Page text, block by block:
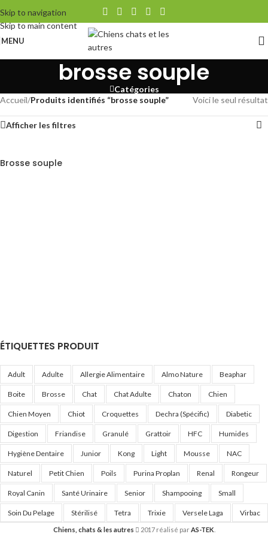
Skip to navigation
Skip to main content
MENU
brosse souple
Catégories
Accueil/Produits identifiés “brosse souple” Voici le seul résultat
Afficher les filtres
Brosse souple
ÉTIQUETTES PRODUIT
Adult Adulte Allergie Alimentaire Almo Nature Beaphar
Boite Brosse Chat Chat Adulte Chaton Chien
Chien Moyen Chiot Croquettes Dechra (Spécific) Diabetic
Digestion Friandise Granulé Grattoir HFC Humides
Hygiène Dentaire Junior Kong Light Mousse NAC
Naturel Petit Chien Poils Purina Proplan Renal Rongeur
Royal Canin Santé Urinaire Senior Shampooing Small
Soin Du Pelage Stérilisé Tetra Trixie Versele Laga Virbac
Chiens, chats & les autres 2017 réalisé parAS-TEK